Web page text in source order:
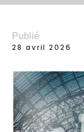
Publié
28 avril 2026